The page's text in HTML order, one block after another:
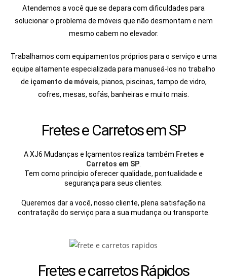
Atendemos a você que se depara com dificuldades para
solucionar o problema de móveis que não desmontam e nem
mesmo cabem no elevador.
Trabalhamos com equipamentos próprios para o serviço e uma
equipe altamente especializada para manuseá-los no trabalho
de içamento de móveis, pianos, piscinas, tampo de vidro,
cofres, mesas, sofás, banheiras e muito mais.
Fretes e Carretos em SP
A XJ6 Mudanças e Içamentos realiza também Fretes e
Carretos em SP
Tem como princípio oferecer qualidade, pontualidade e
segurança para seus clientes.
Queremos dar a você, nosso cliente, plena satisfação na
contratação do serviço para a sua mudança ou transporte.
Fretes e carretos Rápidos